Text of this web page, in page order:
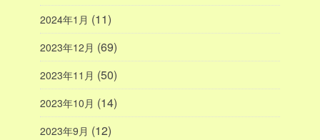
2024年1月 (11)
2023年12月 (69)
2023年11月 (50)
2023年10月 (14)
2023年9月 (12)